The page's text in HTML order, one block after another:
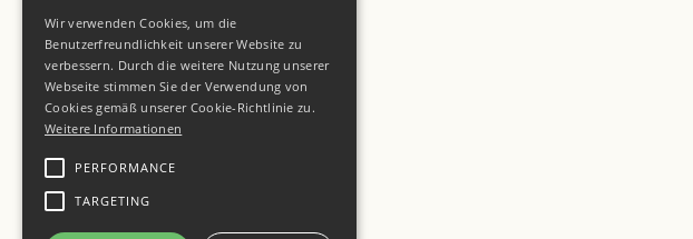
Wir verwenden Cookies, um die
Benutzerfreundlichkeit unserer Website zu
verbessern. Durch die weitere Nutzung unserer
Webseite stimmen Sie der Verwendung von
Cookies gemäß unserer Cookie-Richtlinie zu.
Weitere Informationen
PERFORMANCE
TARGETING